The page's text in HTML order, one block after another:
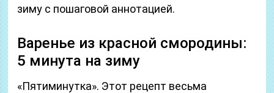
зиму с пошаговой аннотацией.
Варенье из красной смородины:
5 минута на зиму
«Пятиминутка». Этот рецепт весьма